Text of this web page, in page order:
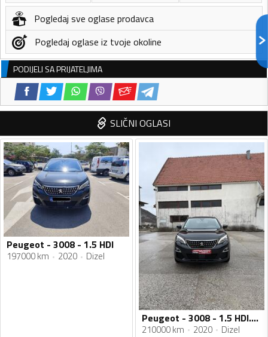
Pogledaj sve oglase prodavca
Pogledaj oglase iz tvoje okoline
PODIJELI SA PRIJATELJIMA
SLIČNI OGLASI
Peugeot - 3008 - 1.5 HDI
197000 km 2020 Dizel
Peugeot - 3008 - 1.5 HDI.AUTOMATIK
210000 km 2020 Dizel